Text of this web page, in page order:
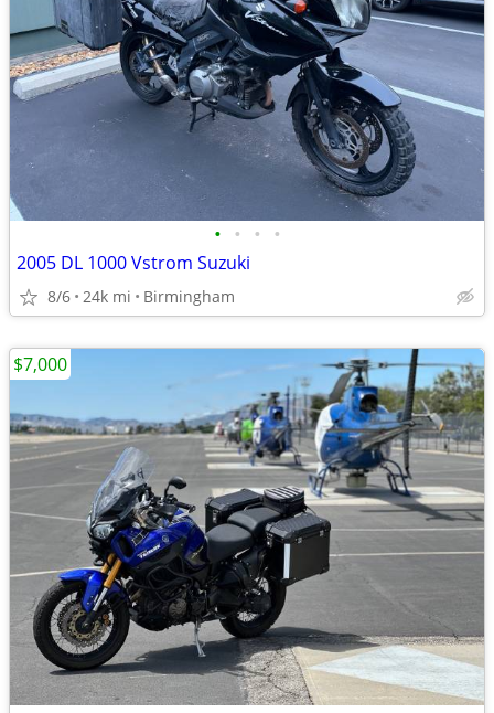
• • • •
2005 DL 1000 Vstrom Suzuki
8/6 24k mi Birmingham
$7,000